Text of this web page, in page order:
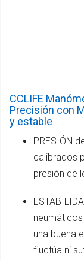
CCLIFE
Precisión con
y estable
PRESIÓN
calibrados
presión de
una buena
fluctúa ni